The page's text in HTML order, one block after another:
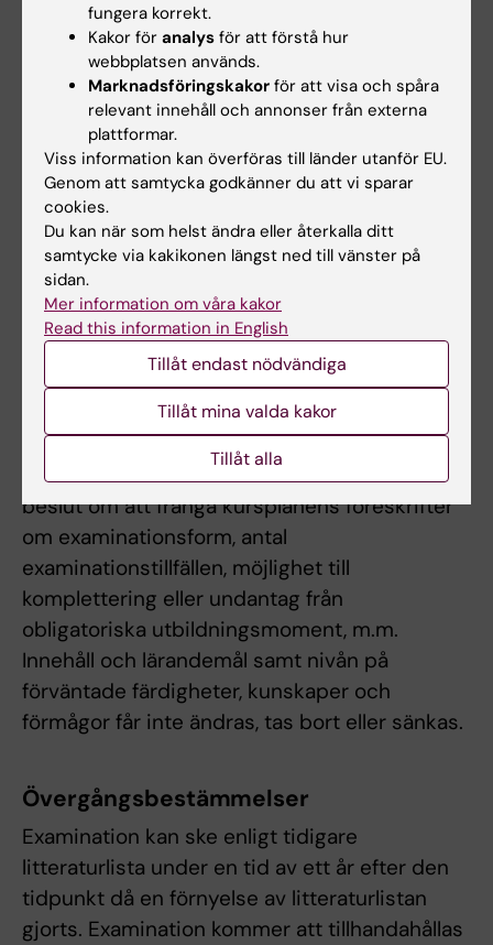
lärare för instruktioner om eventuell
ersättningsuppgift. Examinator bedömer om
och i så fall hur frånvaro från obligatoriska
utbildningsinslag kan tas igen. Innan
studenten deltagit i de obligatoriska
utbildningsinslagen eller tagit igen frånvaro i
enlighet med kursansvarigs anvisningar kan
inte studieresultaten slutrapporteras.
Frånvaro från ett obligatoriskt
utbildningsinslag kan innebära att den
studerande inte kan ta igen tillfället förrän
nästa gång kursen ges.
Om det föreligger särskilda skäl, eller behov av
anpassning för student med
funktionsnedsättning, får examinator fatta
beslut om att frångå kursplanens föreskrifter
om examinationsform, antal
examinationstillfällen, möjlighet till
komplettering eller undantag från
obligatoriska utbildningsmoment, m.m.
Innehåll och lärandemål samt nivån på
förväntade färdigheter, kunskaper och
förmågor får inte ändras, tas bort eller sänkas.
Övergångsbestämmelser
Examination kan ske enligt tidigare
litteraturlista under en tid av ett år efter den
tidpunkt då en förnyelse av litteraturlistan
gjorts. Examination kommer att tillhandahållas
fungera korrekt.
Kakor för analys för att förstå hur
webbplatsen används.
Marknadsföringskakor för att visa och spåra
relevant innehåll och annonser från externa
plattformar.
Viss information kan överföras till länder utanför EU.
Genom att samtycka godkänner du att vi sparar
cookies.
Du kan när som helst ändra eller återkalla ditt
samtycke via kakikonen längst ned till vänster på
sidan.
Mer information om våra kakor
Read this information in English
Tillåt endast nödvändiga
Tillåt mina valda kakor
Tillåt alla